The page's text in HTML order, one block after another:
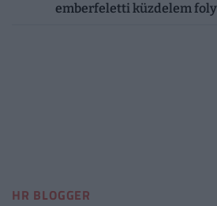
emberfeletti küzdelem
HR BLOGGER